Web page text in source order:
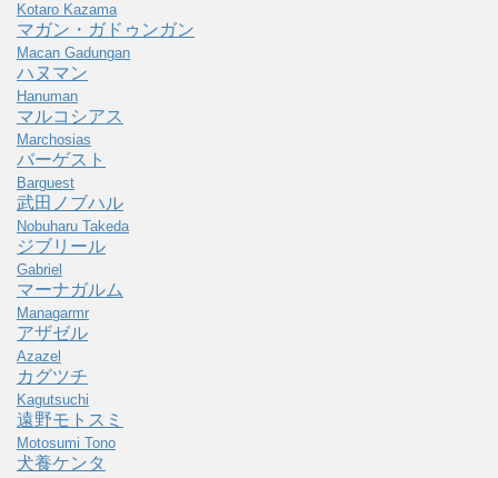
Kotaro Kazama
マガン・ガドゥンガン
Macan Gadungan
ハヌマン
Hanuman
マルコシアス
Marchosias
バーゲスト
Barguest
武田ノブハル
Nobuharu Takeda
ジブリール
Gabriel
マーナガルム
Managarmr
アザゼル
Azazel
カグツチ
Kagutsuchi
遠野モトスミ
Motosumi Tono
犬養ケンタ